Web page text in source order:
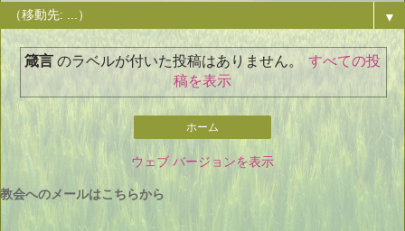
▼
箴言のラベルが付いた投稿はありません。 すべての投
稿を表示
ホーム
ウェブ バージョンを表示
教会へのメールはこちらから